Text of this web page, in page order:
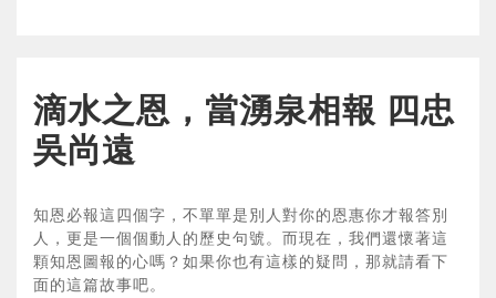
滴水之恩，當湧泉相報 四忠
吳尚遠
知恩必報這四個字，不單單是別人對你的恩惠你才報答別
人，更是一個個動人的歷史句號。而現在，我們還懷著這
顆知恩圖報的心嗎？如果你也有這樣的疑問，那就請看下
面的這篇故事吧。